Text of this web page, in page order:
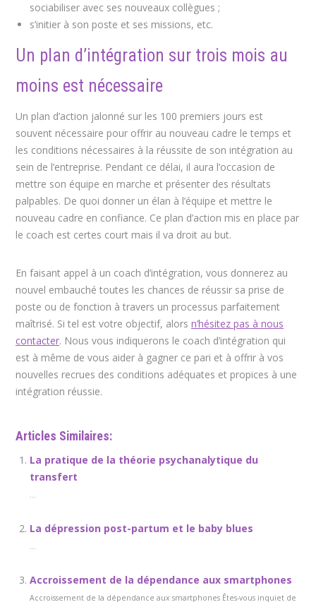
sociabiliser avec ses nouveaux collègues ;
s’initier à son poste et ses missions, etc.
Un plan d’intégration sur trois mois au
moins est nécessaire
Un plan d’action jalonné sur les 100 premiers jours est
souvent nécessaire pour offrir au nouveau cadre le temps et
les conditions nécessaires à la réussite de son intégration au
sein de l’entreprise. Pendant ce délai, il aura l’occasion de
mettre son équipe en marche et présenter des résultats
palpables. De quoi donner un élan à l’équipe et mettre le
nouveau cadre en confiance. Ce plan d’action mis en place par
le coach est certes court mais il va droit au but.
En faisant appel à un coach d’intégration, vous donnerez au
nouvel embauché toutes les chances de réussir sa prise de
poste ou de fonction à travers un processus parfaitement
maîtrisé. Si tel est votre objectif, alors n’hésitez pas à nous
contacter. Nous vous indiquerons le coach d’intégration qui
est à même de vous aider à gagner ce pari et à offrir à vos
nouvelles recrues des conditions adéquates et propices à une
intégration réussie.
Articles Similaires:
La pratique de la théorie psychanalytique du
transfert
...
La dépression post-partum et le baby blues
...
Accroissement de la dépendance aux smartphones
Accroissement de la dépendance aux smartphones Êtes-vous inquiet de